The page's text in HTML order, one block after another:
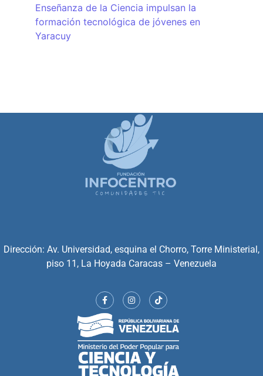
Enseñanza de la Ciencia impulsan la
formación tecnológica de jóvenes en
Yaracuy
Dirección: Av. Universidad, esquina el Chorro, Torre Ministerial,
piso 11, La Hoyada Caracas – Venezuela